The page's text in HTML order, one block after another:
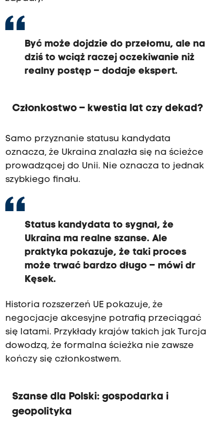
Być może dojdzie do przełomu, ale na
dziś to wciąż raczej oczekiwanie niż
realny postęp – dodaje ekspert.
Członkostwo – kwestia lat czy dekad?
Samo przyznanie statusu kandydata
oznacza, że Ukraina znalazła się na ścieżce
prowadzącej do Unii. Nie oznacza to jednak
szybkiego finału.
Status kandydata to sygnał, że
Ukraina ma realne szanse. Ale
praktyka pokazuje, że taki proces
może trwać bardzo długo – mówi dr
Kęsek.
Historia rozszerzeń UE pokazuje, że
negocjacje akcesyjne potrafią przeciągać
się latami. Przykłady krajów takich jak Turcja
dowodzą, że formalna ścieżka nie zawsze
kończy się członkostwem.
Szanse dla Polski: gospodarka i
geopolityka